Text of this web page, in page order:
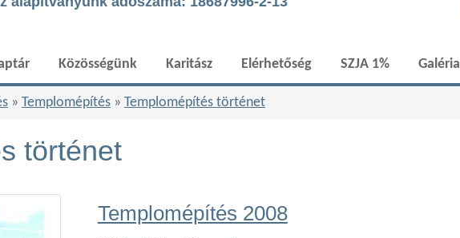
Közösségünk Karitász Elérhetőség SZJA 1% Galéria
» Templomépítés » Templomépítés történet
történet
Templomépítés 2008